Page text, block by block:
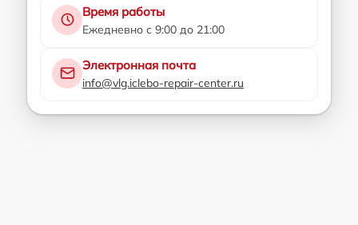
Время работы
Ежедневно с 9:00 до 21:00
Электронная почта
info@vlg.iclebo-repair-center.ru